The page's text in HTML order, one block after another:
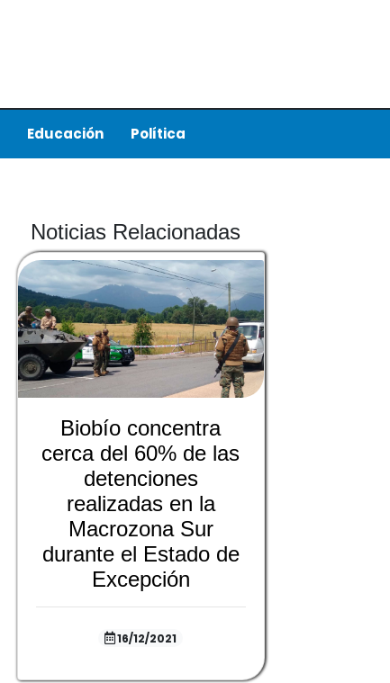
Educación Política
Noticias Relacionadas
Biobío concentra
cerca del 60% de las
detenciones
realizadas en la
Macrozona Sur
durante el Estado de
Excepción
16/12/2021